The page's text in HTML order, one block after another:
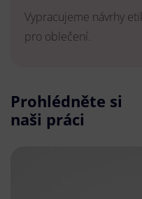
Vypracujeme návrhy
pro oblečení.
Prohlédněte si
naši práci